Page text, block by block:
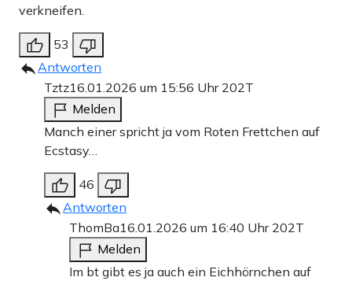
verkneifen.
53
Antworten
Tztz16.01.2026 um 15:56 Uhr 202T
Melden
Manch einer spricht ja vom Roten Frettchen auf
Ecstasy…
46
Antworten
ThomBa16.01.2026 um 16:40 Uhr 202T
Melden
Im bt gibt es ja auch ein Eichhörnchen auf